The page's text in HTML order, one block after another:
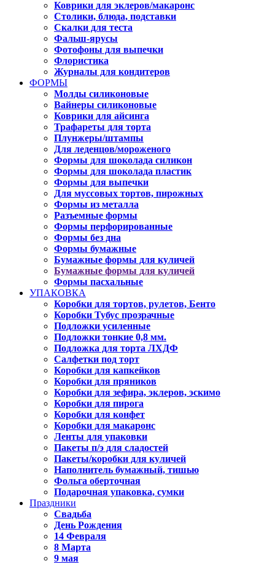
Коврики для эклеров/макаронс
Столики, блюда, подставки
Скалки для теста
Фальш-ярусы
Фотофоны для выпечки
Флористика
Журналы для кондитеров
ФОРМЫ
Молды силиконовые
Вайнеры силиконовые
Коврики для айсинга
Трафареты для торта
Плунжеры/штампы
Для леденцов/мороженого
Формы для шоколада силикон
Формы для шоколада пластик
Формы для выпечки
Для муссовых тортов, пирожных
Формы из металла
Разъемные формы
Формы перфорированные
Формы без дна
Формы бумажные
Бумажные формы для куличей
Бумажные формы для куличей
Формы пасхальные
УПАКОВКА
Коробки для тортов, рулетов, Бенто
Коробки Тубус прозрачные
Подложки усиленные
Подложки тонкие 0,8 мм.
Подложка для торта ЛХДФ
Салфетки под торт
Коробки для капкейков
Коробки для пряников
Коробки для зефира, эклеров, эскимо
Коробки для пирога
Коробки для конфет
Коробки для макаронс
Ленты для упаковки
Пакеты п/э для сладостей
Пакеты/коробки для куличей
Наполнитель бумажный, тишью
Фольга оберточная
Подарочная упаковка, сумки
Праздники
Свадьба
День Рождения
14 Февраля
8 Марта
9 мая